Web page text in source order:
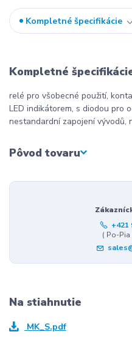
Kompletné špecifikácie
Kompletné
relé pro všobecné použití,
LED indikátorem, s diodou pro
nestandardní zapojení vývodů,
Pôvod tovaru
+421
( Po-
Na stiahnutie
MK_S.pdf